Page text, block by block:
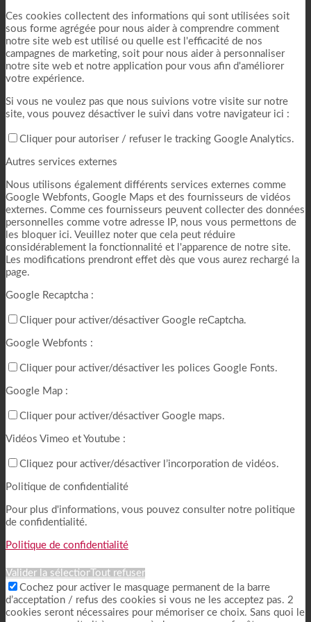
Ces cookies collectent des informations qui sont utilisées soit
sous forme agrégée pour nous aider à comprendre comment
notre site web est utilisé ou quelle est l'efficacité de nos
campagnes de marketing, soit pour nous aider à personnaliser
notre site web et notre application pour vous afin d'améliorer
votre expérience.
Si vous ne voulez pas que nous suivions votre visite sur notre
site, vous pouvez désactiver le suivi dans votre navigateur ici :
Cliquer pour autoriser / refuser le tracking Google Analytics.
Autres services externes
Nous utilisons également différents services externes comme
Google Webfonts, Google Maps et des fournisseurs de vidéos
externes. Comme ces fournisseurs peuvent collecter des données
personnelles comme votre adresse IP, nous vous permettons de
les bloquer ici. Veuillez noter que cela peut réduire
considérablement la fonctionnalité et l'apparence de notre site.
Les modifications prendront effet dès que vous aurez rechargé la
page.
Google Recaptcha :
Cliquer pour activer/désactiver Google reCaptcha.
Google Webfonts :
Cliquer pour activer/désactiver les polices Google Fonts.
Google Map :
Cliquer pour activer/désactiver Google maps.
Vidéos Vimeo et Youtube :
Cliquez pour activer/désactiver l’incorporation de vidéos.
Politique de confidentialité
Pour plus d'informations, vous pouvez consulter notre politique
de confidentialité.
Politique de confidentialité
Valider la sélectionTout refuser
Cochez pour activer le masquage permanent de la barre
d’acceptation / refus des cookies si vous ne les acceptez pas. 2
cookies seront nécessaires pour mémoriser ce choix. Sans quoi le